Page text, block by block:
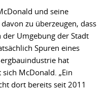
und seine
zu überzeugen, dass
Umgebung der Stadt
Spuren eines
hat
McDonald. „Ein
dort bereits seit 2011